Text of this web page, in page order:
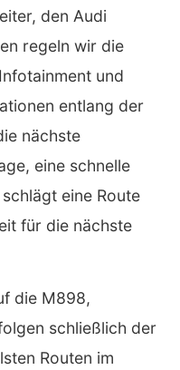
den Audi
regeln wir die
und
entlang der
nächste
eine schnelle
eine Route
für die nächste
die M898,
schließlich der
Routen im